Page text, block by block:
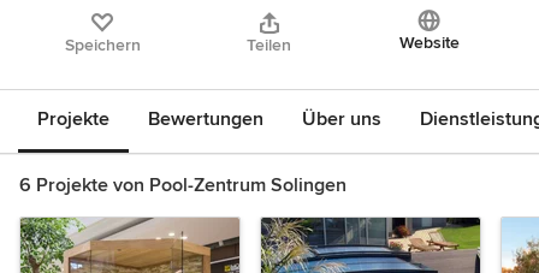
Speichern Teilen Website
Projekte Bewertungen Über uns
6 Projekte von Pool-Zentrum Solingen